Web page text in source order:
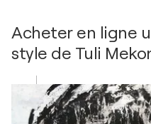
Acheter en ligne
style de Tuli